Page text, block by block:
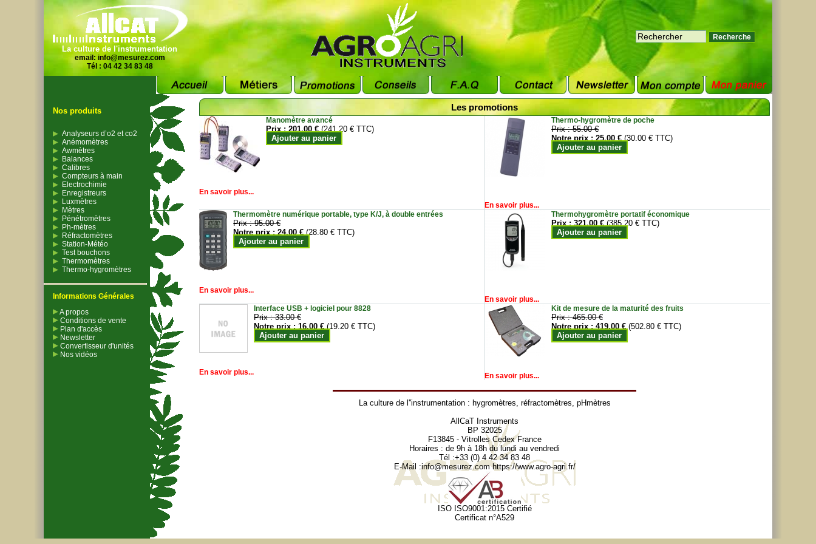
La culture de l'instrumentation
email: info@mesurez.com
Tél : 04 42 34 83 48
Nos produits
Analyseurs d’o2 et co2
Anémomètres
Awmètres
Balances
Calibres
Compteurs à main
Electrochimie
Enregistreurs
Luxmètres
Mètres
Pénétromètres
Ph-mètres
Réfractomètres
Station-Météo
Test bouchons
Thermomètres
Thermo-hygromètres
Informations Générales
A propos
Conditions de vente
Plan d'accès
Newsletter
Convertisseur d'unités
Nos vidéos
Les promotions
Manomètre avancé
Prix :201.00 € (241.20 € TTC)
Ajouter au panier
En savoir plus...
Thermo-hygromètre de poche
Prix :55.00 €
Notre prix :25.00 € (30.00 € TTC)
Ajouter au panier
En savoir plus...
Thermomètre numérique portable, type K/J, à double entrées
Prix :95.00 €
Notre prix :24.00 € (28.80 € TTC)
Ajouter au panier
En savoir plus...
Thermohygromètre portatif économique
Prix :321.00 € (385.20 € TTC)
Ajouter au panier
En savoir plus...
Interface USB + logiciel pour 8828
Prix :33.00 €
Notre prix :16.00 € (19.20 € TTC)
Ajouter au panier
En savoir plus...
Kit de mesure de la maturité des fruits
Prix :465.00 €
Notre prix :419.00 € (502.80 € TTC)
Ajouter au panier
En savoir plus...
La culture de l''instrumentation : hygromètres, réfractomètres, pHmètres
AllCaT Instruments
BP 32025
F13845 - Vitrolles Cedex France
Horaires : de 9h à 18h du lundi au vendredi
Tél :+33 (0) 4 42 34 83 48
E-Mail :info@mesurez.com https://www.agro-agri.fr/
ISO ISO9001:2015 Certifié
Certificat n°A529